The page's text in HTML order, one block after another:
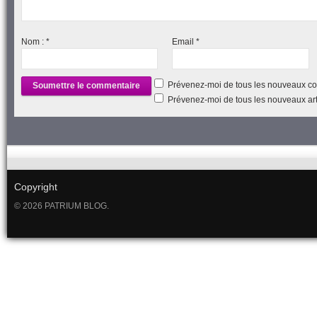
Nom : * Email*
Prévenez-moi de tous les nouveaux
Prévenez-moi de tous les nouveaux
Copyright
© 2026 PATRIUM BLOG.